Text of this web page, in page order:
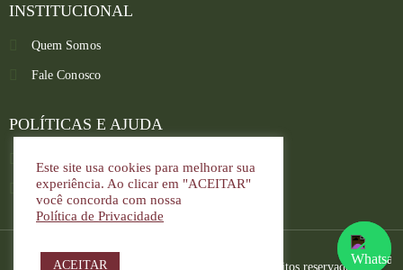
INSTITUCIONAL
Quem Somos
Fale Conosco
POLÍTICAS E AJUDA
Política de privacidade
Copyright © 2022. Joay Cordas. Todos os direitos reservados.
Este site usa cookies para melhorar sua
experiência. Ao clicar em "ACEITAR"
você concorda com nossa
Política de Privacidade
ACEITAR
Atendimento